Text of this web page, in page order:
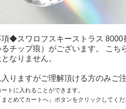
◆スワロフスキーストラス 8000
チップ痕）がございます。 こ
なりません。
入りますがご理解頂ける方のみご
トに入れることができます。
とめてカートへ」ボタンをクリックしてく